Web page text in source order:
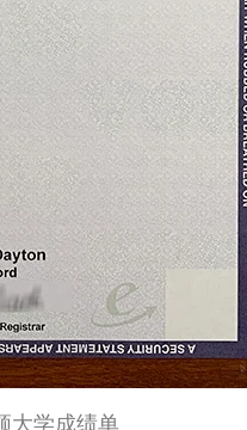
大学成绩单